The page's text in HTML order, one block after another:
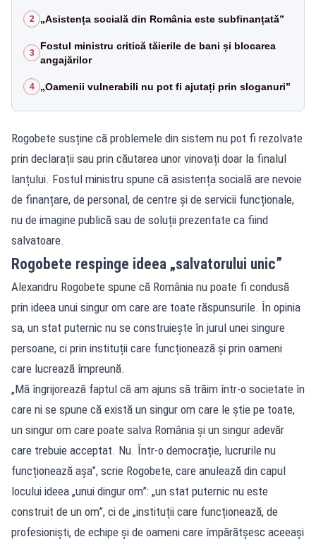
2 „Asistența socială din România este subfinanțată”
3
Fostul ministru critică tăierile de bani și blocarea
angajărilor
4 „Oamenii vulnerabili nu pot fi ajutați prin sloganuri”
Rogobete susține că problemele din sistem nu pot fi rezolvate
prin declarații sau prin căutarea unor vinovați doar la finalul
lanțului. Fostul ministru spune că asistența socială are nevoie
de finanțare, de personal, de centre și de servicii funcționale,
nu de imagine publică sau de soluții prezentate ca fiind
salvatoare.
Rogobete respinge ideea „salvatorului unic”
Alexandru Rogobete spune că România nu poate fi condusă
prin ideea unui singur om care are toate răspunsurile. În opinia
sa, un stat puternic nu se construiește în jurul unei singure
persoane, ci prin instituții care funcționează și prin oameni
care lucrează împreună.
„Mă îngrijorează faptul că am ajuns să trăim într-o societate în
care ni se spune că există un singur om care le știe pe toate,
un singur om care poate salva România și un singur adevăr
care trebuie acceptat. Nu. Într-o democrație, lucrurile nu
funcționează așa”, scrie Rogobete, care anulează din capul
locului ideea „unui dingur om”: „un stat puternic nu este
construit de un om”, ci de „instituții care funcționează, de
profesioniști, de echipe și de oameni care împărătșesc aceeași